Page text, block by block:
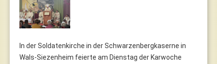
In der Soldatenkirche in der Schwarzenbergkaserne in
Wals-Siezenheim feierte am Dienstag der Karwoche